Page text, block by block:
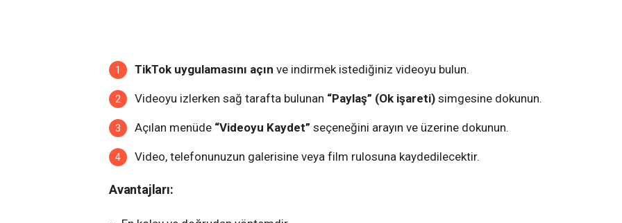
TikTok uygulamasını açın ve indirmek istediğiniz videoyu bulun.
Videoyu izlerken sağ tarafta bulunan “Paylaş” (Ok işareti) simgesine dokunun.
Açılan menüde “Videoyu Kaydet” seçeneğini arayın ve üzerine dokunun.
Video, telefonunuzun galerisine veya film rulosuna kaydedilecektir.
Avantajları: